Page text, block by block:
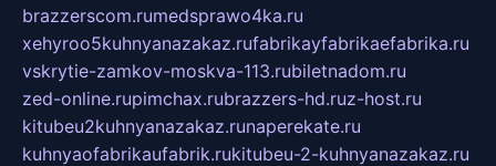
brazzerscom.rumedsprawo4ka.ru
xehyroo5kuhnyanazakaz.rufabrikayfabrikaefabrika.ru
vskrytie-zamkov-moskva-113.rubiletnadom.ru
zed-online.rupimchax.rubrazzers-hd.ruz-host.ru
kitubeu2kuhnyanazakaz.runaperekate.ru
kuhnyaofabrikaufabrik.rukitubeu-2-kuhnyanazakaz.ru